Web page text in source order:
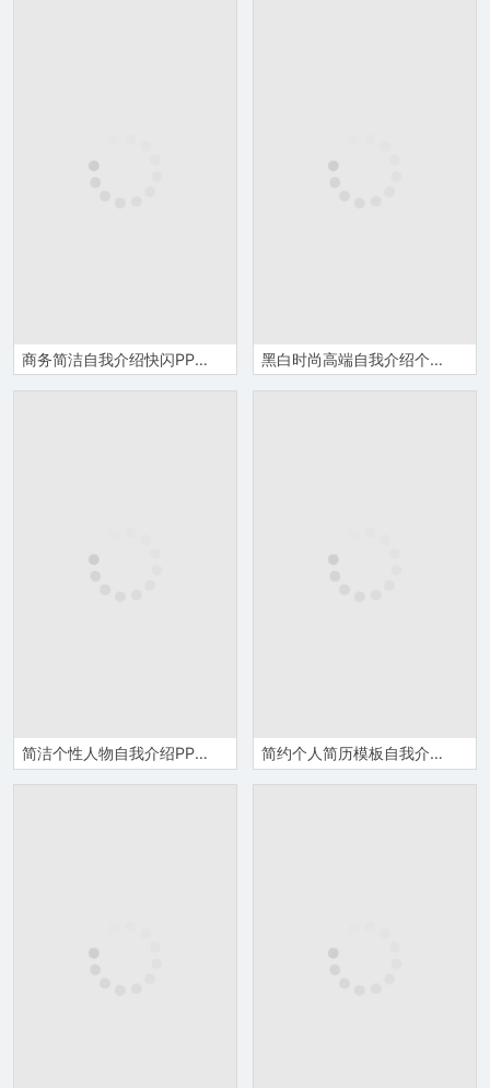
商务简洁自我介绍快闪PPT模板 黑白时尚高端自我介绍个人简介PPT模板
简洁个性人物自我介绍PPT模板 简约个人简历模板自我介绍PPT模板